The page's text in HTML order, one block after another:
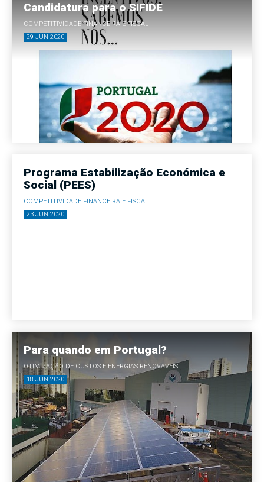
Candidatura para o SIFIDE
COMPETITIVIDADE FINANCEIRA E FISCAL
29 JUN 2020
Programa Estabilização Económica e
Social (PEES)
COMPETITIVIDADE FINANCEIRA E FISCAL
23 JUN 2020
Para quando em Portugal?
OTIMIZAÇÃO DE CUSTOS E ENERGIAS RENOVÁVEIS
18 JUN 2020